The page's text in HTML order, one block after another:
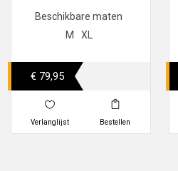
Beschikbare maten
M
XL
€ 79,95
Verlanglijst Bestellen